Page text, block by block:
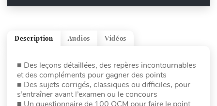
Vidéos
Audios
Description
■ Des leçons détaillées, des repères incontournables
et des compléments pour gagner des points
■ Des sujets corrigés, classiques ou difficiles, pour
s’entraîner avant l’examen ou le concours